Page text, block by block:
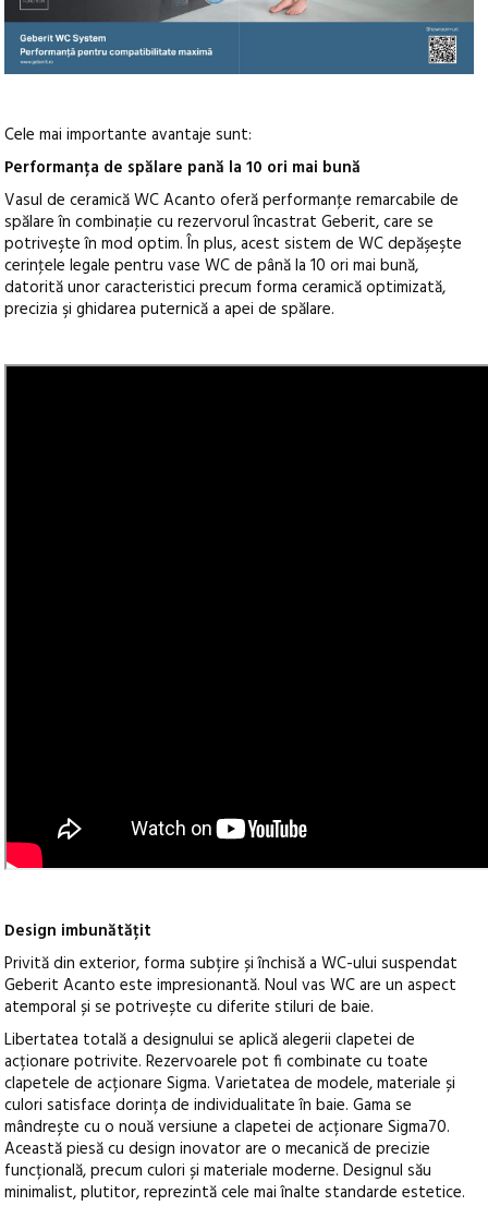
Cele mai importante avantaje sunt:
Performanța de spălare pană la 10 ori mai bună
Vasul de ceramică WC Acanto oferă performanţe remarcabile de
spălare în combinaţie cu rezervorul încastrat Geberit, care se
potriveşte în mod optim. În plus, acest sistem de WC depăşeşte
cerinţele legale pentru vase WC de până la 10 ori mai bună,
datorită unor caracteristici precum forma ceramică optimizată,
precizia şi ghidarea puternică a apei de spălare.
Design imbunătățit
Privită din exterior, forma subțire și închisă a WC-ului suspendat
Geberit Acanto este impresionantă. Noul vas WC are un aspect
atemporal și se potrivește cu diferite stiluri de baie.
Libertatea totală a designului se aplică alegerii clapetei de
acționare potrivite. Rezervoarele pot fi combinate cu toate
clapetele de acționare Sigma. Varietatea de modele, materiale și
culori satisface dorința de individualitate în baie. Gama se
mândrește cu o nouă versiune a clapetei de acționare Sigma70.
Această piesă cu design inovator are o mecanică de precizie
funcțională, precum culori și materiale moderne. Designul său
minimalist, plutitor, reprezintă cele mai înalte standarde estetice.